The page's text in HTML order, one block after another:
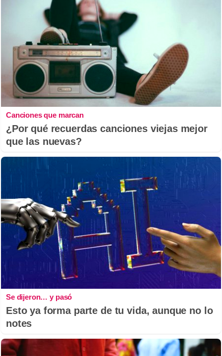
Canciones que marcan
¿Por qué recuerdas canciones viejas mejor
que las nuevas?
Se dijeron… y pasó
Esto ya forma parte de tu vida, aunque no lo
notes